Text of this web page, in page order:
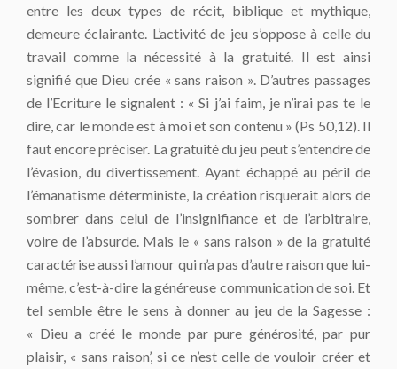
entre les deux types de récit, biblique et mythique,
demeure éclairante. L’activité de jeu s’oppose à celle du
travail comme la nécessité à la gratuité. Il est ainsi
signifié que Dieu crée « sans raison ». D’autres passages
de l’Ecriture le signalent : « Si j’ai faim, je n’irai pas te le
dire, car le monde est à moi et son contenu » (Ps 50,12). Il
faut encore préciser. La gratuité du jeu peut s’entendre de
l’évasion, du divertissement. Ayant échappé au péril de
l’émanatisme déterministe, la création risquerait alors de
sombrer dans celui de l’insignifiance et de l’arbitraire,
voire de l’absurde. Mais le « sans raison » de la gratuité
caractérise aussi l’amour qui n’a pas d’autre raison que lui-
même, c’est-à-dire la généreuse communication de soi. Et
tel semble être le sens à donner au jeu de la Sagesse :
« Dieu a créé le monde par pure générosité, par pur
plaisir, « sans raison’, si ce n’est celle de vouloir créer et